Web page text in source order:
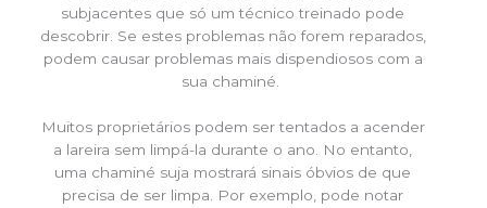
subjacentes que só um técnico treinado pode
descobrir. Se estes problemas não forem reparados,
podem causar problemas mais dispendiosos com a
sua chaminé.
Muitos proprietários podem ser tentados a acender
a lareira sem limpá-la durante o ano. No entanto,
uma chaminé suja mostrará sinais óbvios de que
precisa de ser limpa. Por exemplo, pode notar